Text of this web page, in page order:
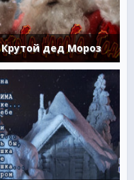
Крутой дед Мороз